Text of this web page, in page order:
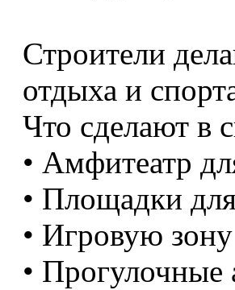
Строители
отдыха и
Что сделают в
• Амфитеатр
• Площадки
• Игровую зону
• Прогулочные